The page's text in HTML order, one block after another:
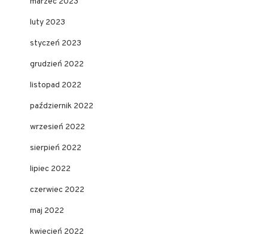
luty 2023
styczeń 2023
grudzień 2022
listopad 2022
październik 2022
wrzesień 2022
sierpień 2022
lipiec 2022
czerwiec 2022
maj 2022
kwiecień 2022